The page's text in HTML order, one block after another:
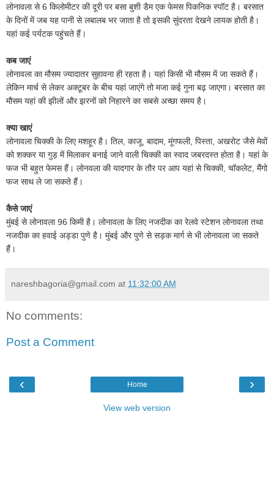
लोनावला से 6 किलोमीटर की दूरी पर बसा बुशी डैम एक फेमस पिकनिक स्पॉट है। बरसात
के दिनों में जब यह पानी से लबालब भर जाता है तो इसकी सुंदरता देखने लायक होती है।
यहां कई पर्यटक पहुंचते हैं।
कब जाएं
लोनावला का मौसम ज्यादातर सुहावना ही रहता है। यहां किसी भी मौसम में जा सकते हैं।
लेकिन मार्च से लेकर अक्टूबर के बीच यहां जाएंगे तो मजा कई गुना बढ़ जाएगा। बरसात का
मौसम यहां की झीलों और झरनों को निहारने का सबसे अच्छा समय है।
क्या खाएं
लोनावला चिक्की के लिए मशहूर है। तिल, काजू, बादाम, मूंगफली, पिस्ता, अखरोट जैसे मेवों
को शक्कर या गुड़ में मिलाकर बनाई जाने वाली चिक्की का स्वाद जबरदस्त होता है। यहां के
फज भी बहुत फेमस हैं। लोनवला की यादगार के तौर पर आप यहां से चिक्की, चॉकलेट, मैंगो
फज साथ ले जा सकते हैं।
कैसे जाएं
मुंबई से लोनावला 96 किमी है। लोनावला के लिए नजदीक का रेलवे स्टेशन लोनावला तथा
नजदीक का हवाई अड्डा पुणे है। मुंबई और पुणे से सड़क मार्ग से भी लोनावला जा सकते
हैं।
nareshbagoria@gmail.com at 11:32:00 AM
No comments:
Post a Comment
‹ ›
Home
View web version